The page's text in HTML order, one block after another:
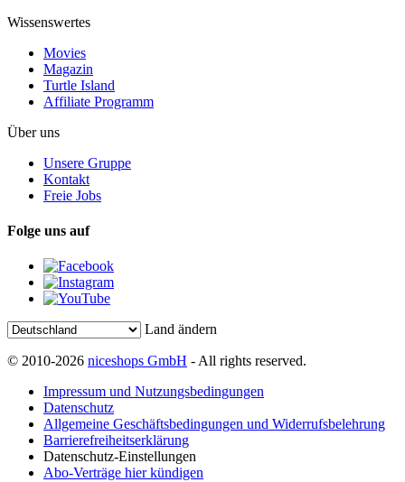
Wissenswertes
Movies
Magazin
Turtle Island
Affiliate Programm
Über uns
Unsere Gruppe
Kontakt
Freie Jobs
Folge uns auf
Land ändern
© 2010-2026 niceshops GmbH - All rights reserved.
Impressum und Nutzungsbedingungen
Datenschutz
Allgemeine Geschäftsbedingungen und Widerrufsbelehrung
Barrierefreiheitserklärung
Datenschutz-Einstellungen
Abo-Verträge hier kündigen